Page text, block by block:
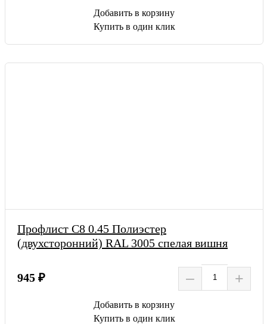
Добавить в корзину
Купить в один клик
Профлист С8 0.45 Полиэстер
(двухсторонний) RAL 3005 спелая вишня
945 ₽ – +
Добавить в корзину
Купить в один клик